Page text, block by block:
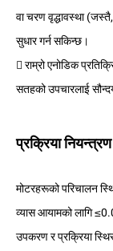
वा चरण वृद्धावस्था
सुधार गर्न सकिन्छ।
 राम्रो एनोडिक
सतहको उपचारलाई
प्रक्रिया नियन्त्रण
मोटरहरूको परिचालन
व्यास आयामको लागि
उपकरण र प्रक्रिया